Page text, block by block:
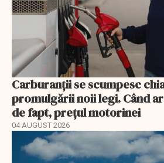
Carburanții se scumpesc
promulgării noii legi. Când
de fapt, prețul motorinei
04 AUGUST 2026